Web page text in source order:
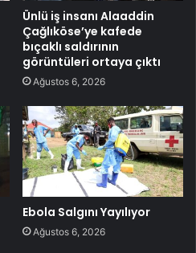
Ünlü iş insanı Alaaddin
Çağlıköse’ye kafede
bıçaklı saldırının
görüntüleri ortaya çıktı
Ağustos 6, 2026
Ebola Salgını Yayılıyor
Ağustos 6, 2026